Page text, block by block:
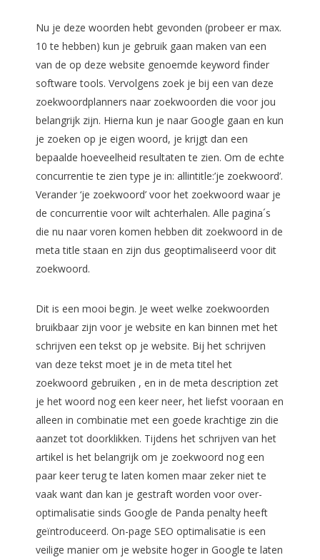
Nu je deze woorden hebt gevonden (probeer er max.
10 te hebben) kun je gebruik gaan maken van een
van de op deze website genoemde keyword finder
software tools. Vervolgens zoek je bij een van deze
zoekwoordplanners naar zoekwoorden die voor jou
belangrijk zijn. Hierna kun je naar Google gaan en kun
je zoeken op je eigen woord, je krijgt dan een
bepaalde hoeveelheid resultaten te zien. Om de echte
concurrentie te zien type je in: allintitle:’je zoekwoord’.
Verander ‘je zoekwoord’ voor het zoekwoord waar je
de concurrentie voor wilt achterhalen. Alle pagina´s
die nu naar voren komen hebben dit zoekwoord in de
meta title staan en zijn dus geoptimaliseerd voor dit
zoekwoord.
Dit is een mooi begin. Je weet welke zoekwoorden
bruikbaar zijn voor je website en kan binnen met het
schrijven een tekst op je website. Bij het schrijven
van deze tekst moet je in de meta titel het
zoekwoord gebruiken , en in de meta description zet
je het woord nog een keer neer, het liefst vooraan en
alleen in combinatie met een goede krachtige zin die
aanzet tot doorklikken. Tijdens het schrijven van het
artikel is het belangrijk om je zoekwoord nog een
paar keer terug te laten komen maar zeker niet te
vaak want dan kan je gestraft worden voor over-
optimalisatie sinds Google de Panda penalty heeft
geïntroduceerd. On-page SEO optimalisatie is een
veilige manier om je website hoger in Google te laten